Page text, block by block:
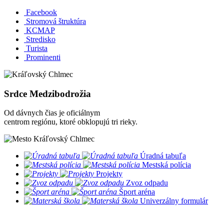
Facebook
Stromová štruktúra
KCMAP
Stredisko
Turista
Prominenti
Srdce Medzibodrožia
Od dávnych čias je oficiálnym
centrom regiónu, ktoré obklopujú tri rieky.
Úradná tabuľa
Mestská polícia
Projekty
Zvoz odpadu
Šport aréna
Univerzálny formulár